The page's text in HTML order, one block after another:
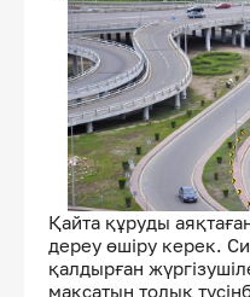
Қайта құруды
дереу өшіру керек.
қалдырған
мақсатын толық